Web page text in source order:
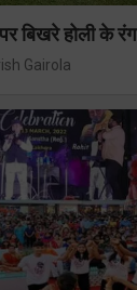
बिखरे होली के रंग
Gairola